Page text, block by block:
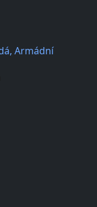
Armádní